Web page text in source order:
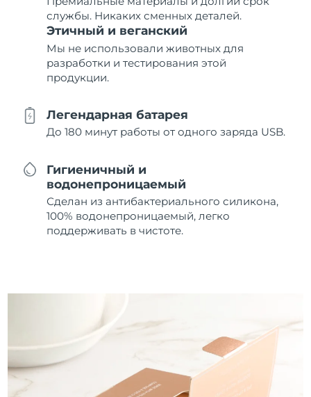
службы. Никаких сменных деталей.
Этичный и веганский
Мы не использовали животных для
разработки и тестирования этой
продукции.
Легендарная батарея
До 180 минут работы от одного заряда USB.
Гигиеничный и
водонепроницаемый
Сделан из антибактериального силикона,
100% водонепроницаемый, легко
поддерживать в чистоте.